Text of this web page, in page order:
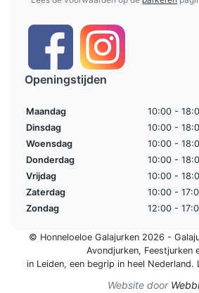
Openingstijden
Maandag
10:00 -
Dinsdag
10:00 -
Woensdag
10:00 -
Donderdag
10:00 -
Vrijdag
10:00 -
Zaterdag
10:00 -
Zondag
12:00 -
© Honneloeloe Galajurken 2026 -
Avondjurken, Feestjurken
in Leiden, een begrip in heel Nederland.
Website door